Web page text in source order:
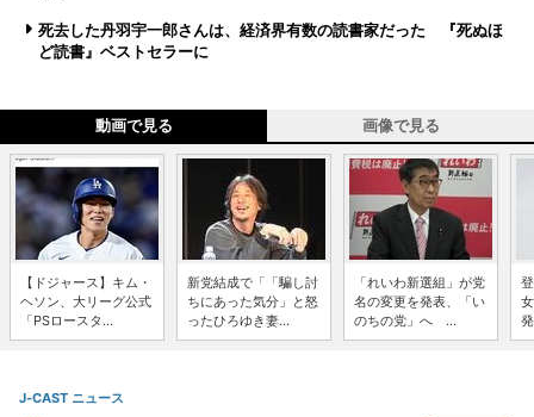
死去した丹羽宇一郎さんは、経済界有数の読書家だった 『死ぬほ
ど読書』ベストセラーに
動画で見る 画像で見る
【ドジャース】キム・
ヘソン、大リーグ公式
「PSロースタ...
新党結成で「「騙し討
ちにあった気分」と怒
ったひろゆき妻...
「れいわ新選組」が党
名の変更を発表、「い
のちの党」へ ...
J-CAST ニュース